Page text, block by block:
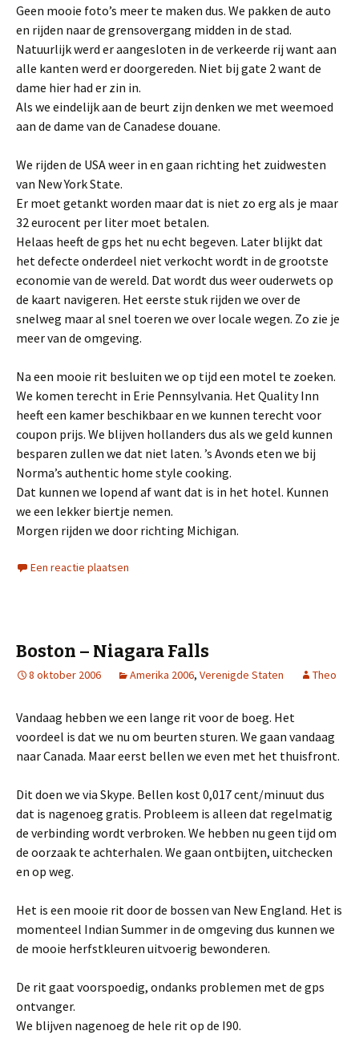
Geen mooie foto’s meer te maken dus. We pakken de auto
en rijden naar de grensovergang midden in de stad.
Natuurlijk werd er aangesloten in de verkeerde rij want aan
alle kanten werd er doorgereden. Niet bij gate 2 want de
dame hier had er zin in.
Als we eindelijk aan de beurt zijn denken we met weemoed
aan de dame van de Canadese douane.
We rijden de USA weer in en gaan richting het zuidwesten
van New York State.
Er moet getankt worden maar dat is niet zo erg als je maar
32 eurocent per liter moet betalen.
Helaas heeft de gps het nu echt begeven. Later blijkt dat
het defecte onderdeel niet verkocht wordt in de grootste
economie van de wereld. Dat wordt dus weer ouderwets op
de kaart navigeren. Het eerste stuk rijden we over de
snelweg maar al snel toeren we over locale wegen. Zo zie je
meer van de omgeving.
Na een mooie rit besluiten we op tijd een motel te zoeken.
We komen terecht in Erie Pennsylvania. Het Quality Inn
heeft een kamer beschikbaar en we kunnen terecht voor
coupon prijs. We blijven hollanders dus als we geld kunnen
besparen zullen we dat niet laten. ’s Avonds eten we bij
Norma’s authentic home style cooking.
Dat kunnen we lopend af want dat is in het hotel. Kunnen
we een lekker biertje nemen.
Morgen rijden we door richting Michigan.
Een reactie plaatsen
Boston – Niagara Falls
8 oktober 2006 Amerika 2006, Verenigde Staten Theo
Vandaag hebben we een lange rit voor de boeg. Het
voordeel is dat we nu om beurten sturen. We gaan vandaag
naar Canada. Maar eerst bellen we even met het thuisfront.
Dit doen we via Skype. Bellen kost 0,017 cent/minuut dus
dat is nagenoeg gratis. Probleem is alleen dat regelmatig
de verbinding wordt verbroken. We hebben nu geen tijd om
de oorzaak te achterhalen. We gaan ontbijten, uitchecken
en op weg.
Het is een mooie rit door de bossen van New England. Het is
momenteel Indian Summer in de omgeving dus kunnen we
de mooie herfstkleuren uitvoerig bewonderen.
De rit gaat voorspoedig, ondanks problemen met de gps
ontvanger.
We blijven nagenoeg de hele rit op de I90.